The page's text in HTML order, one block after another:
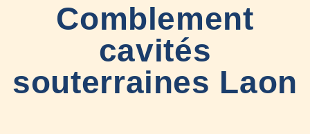
Comblement
cavités
souterraines Laon